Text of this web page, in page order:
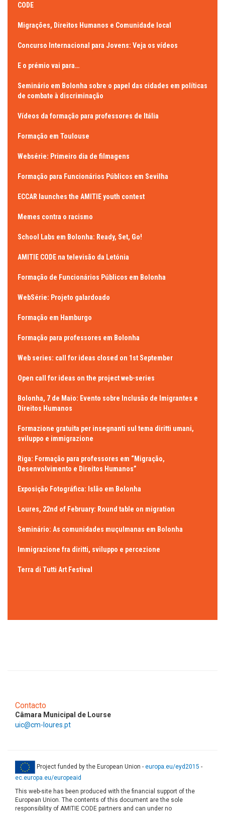
CODE
Migrações, Direitos Humanos e Comunidade local
Concurso Internacional para Jovens: Veja os vídeos
E o prémio vai para…
Seminário em Bolonha sobre o papel das cidades em políticas
de combate à discriminação
Vídeos da formação para professores de Itália
Formação em Toulouse
Websérie: Primeiro dia de filmagens
Formação para Funcionários Públicos em Sevilha
ECCAR launches the AMITIE youth contest
Memes contra o racismo
School Labs em Bolonha: Ready, Set, Go!
AMITIE CODE na televisão da Letónia
Formação de Funcionários Públicos em Bolonha
WebSérie: Projeto galardoado
Formação em Hamburgo
Formação para professores em Bolonha
Web series: call for ideas closed on 1st September
Open call for ideas on the project web-series
Bolonha, 7 de Maio: Evento sobre Inclusão de Imigrantes e
Direitos Humanos
Formazione gratuita per insegnanti sul tema diritti umani,
sviluppo e immigrazione
Riga: Formação para professores em “Migração,
Desenvolvimento e Direitos Humanos”
Exposição Fotográfica: Islão em Bolonha
Loures, 22nd of February: Round table on migration
Seminário: As comunidades muçulmanas em Bolonha
Immigrazione fra diritti, sviluppo e percezione
Terra di Tutti Art Festival
Contacto
Câmara Municipal de Lourse
uic@cm-loures.pt
Project funded by the European Union - europa.eu/eyd2015 -
ec.europa.eu/europeaid
This web-site has been produced with the financial support of the
European Union. The contents of this document are the sole
responsibility of AMITIE CODE partners and can under no